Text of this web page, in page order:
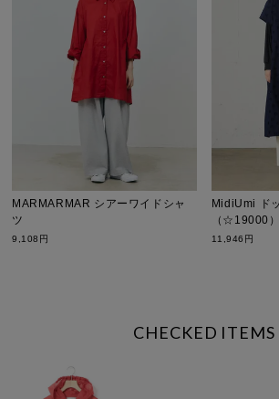
MARMARMAR シアーワイドシャ
ツ
9,108円
MidiUmi ド
（☆19000）
11,946円
CHECKED ITEMS